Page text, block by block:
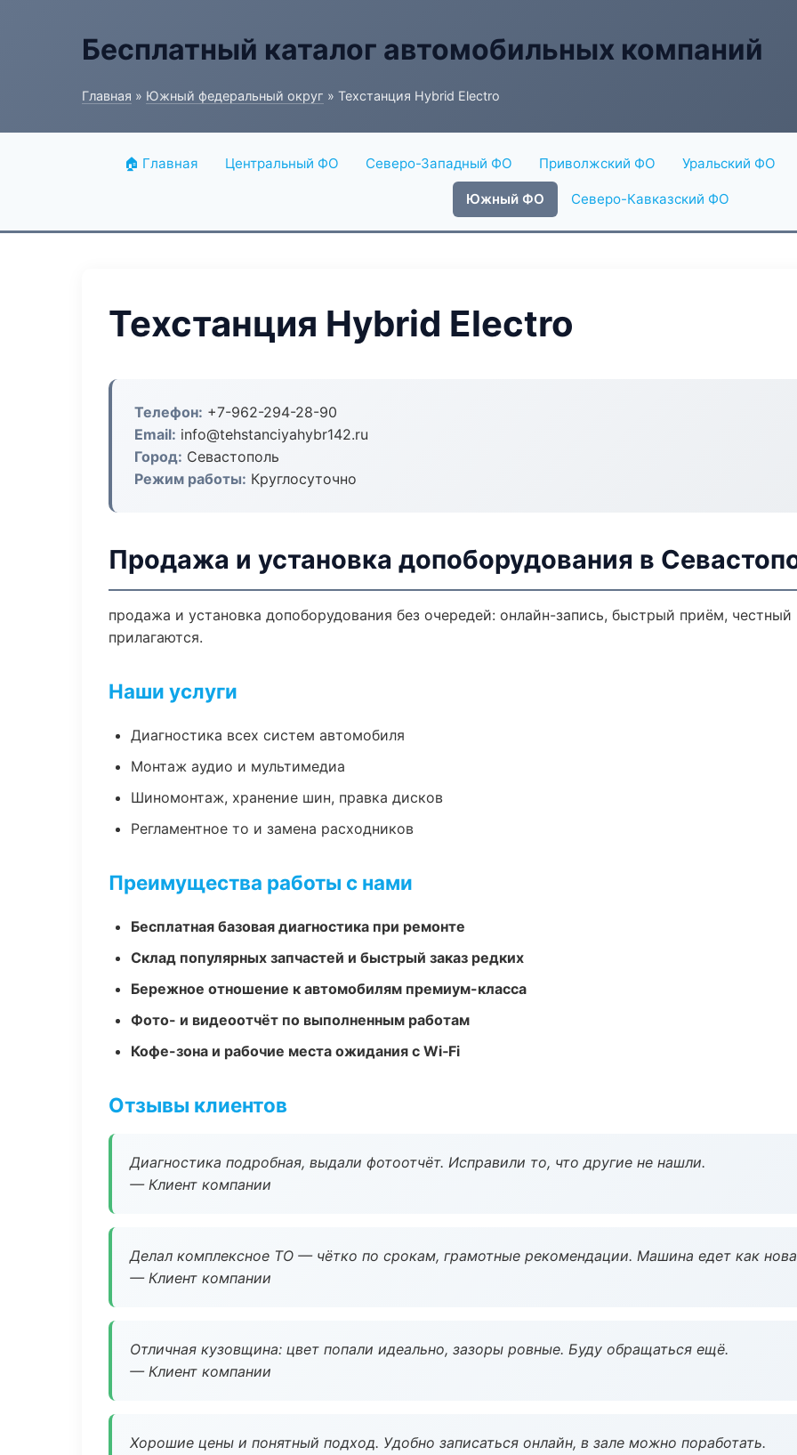
Бесплатный каталог автомобильных компаний
Главная » Южный федеральный округ » Техстанция Hybrid Electro
🏠 Главная Центральный ФО Северо-Западный ФО Приволжский ФО Уральский ФО
Южный ФО Северо-Кавказский ФО
Техстанция Hybrid Electro
Телефон: +7-962-294-28-90
Email: info@tehstanciyahybr142.ru
Город: Севастополь
Режим работы: Круглосуточно
Продажа и установка допоборудования в
продажа и установка допоборудования без очередей: онлайн-запись, быстрый приём, честный
прилагаются.
Наши услуги
Диагностика всех систем автомобиля
Монтаж аудио и мультимедиа
Шиномонтаж, хранение шин, правка дисков
Регламентное то и замена расходников
Преимущества работы с нами
Бесплатная базовая диагностика при ремонте
Склад популярных запчастей и быстрый заказ редких
Бережное отношение к автомобилям премиум-класса
Фото- и видеоотчёт по выполненным работам
Кофе-зона и рабочие места ожидания с Wi‑Fi
Отзывы клиентов
Диагностика подробная, выдали фотоотчёт. Исправили то, что другие не нашли.
— Клиент компании
Делал комплексное ТО — чётко по срокам, грамотные рекомендации. Машина едет как
— Клиент компании
Отличная кузовщина: цвет попали идеально, зазоры ровные. Буду обращаться ещё.
— Клиент компании
Хорошие цены и понятный подход. Удобно записаться онлайн, в зале можно поработать.